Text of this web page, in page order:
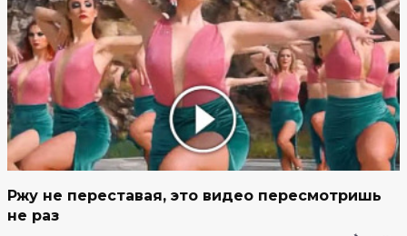
Ржу не переставая, это видео пересмотришь
не раз